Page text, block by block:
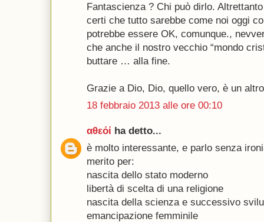
Fantascienza ? Chi può dirlo.
certi che tutto sarebbe come noi oggi
potrebbe essere OK, comunque.,
che anche il nostro vecchio “mondo
buttare … alla fine.
Grazie a Dio, Dio, quello vero, è un
18 febbraio 2013 alle ore 00:10
αθεόί ha detto...
è molto interessante, e parlo senza
merito per:
nascita dello stato moderno
libertà di scelta di una religione
nascita della scienza e successivo
emancipazione femminile